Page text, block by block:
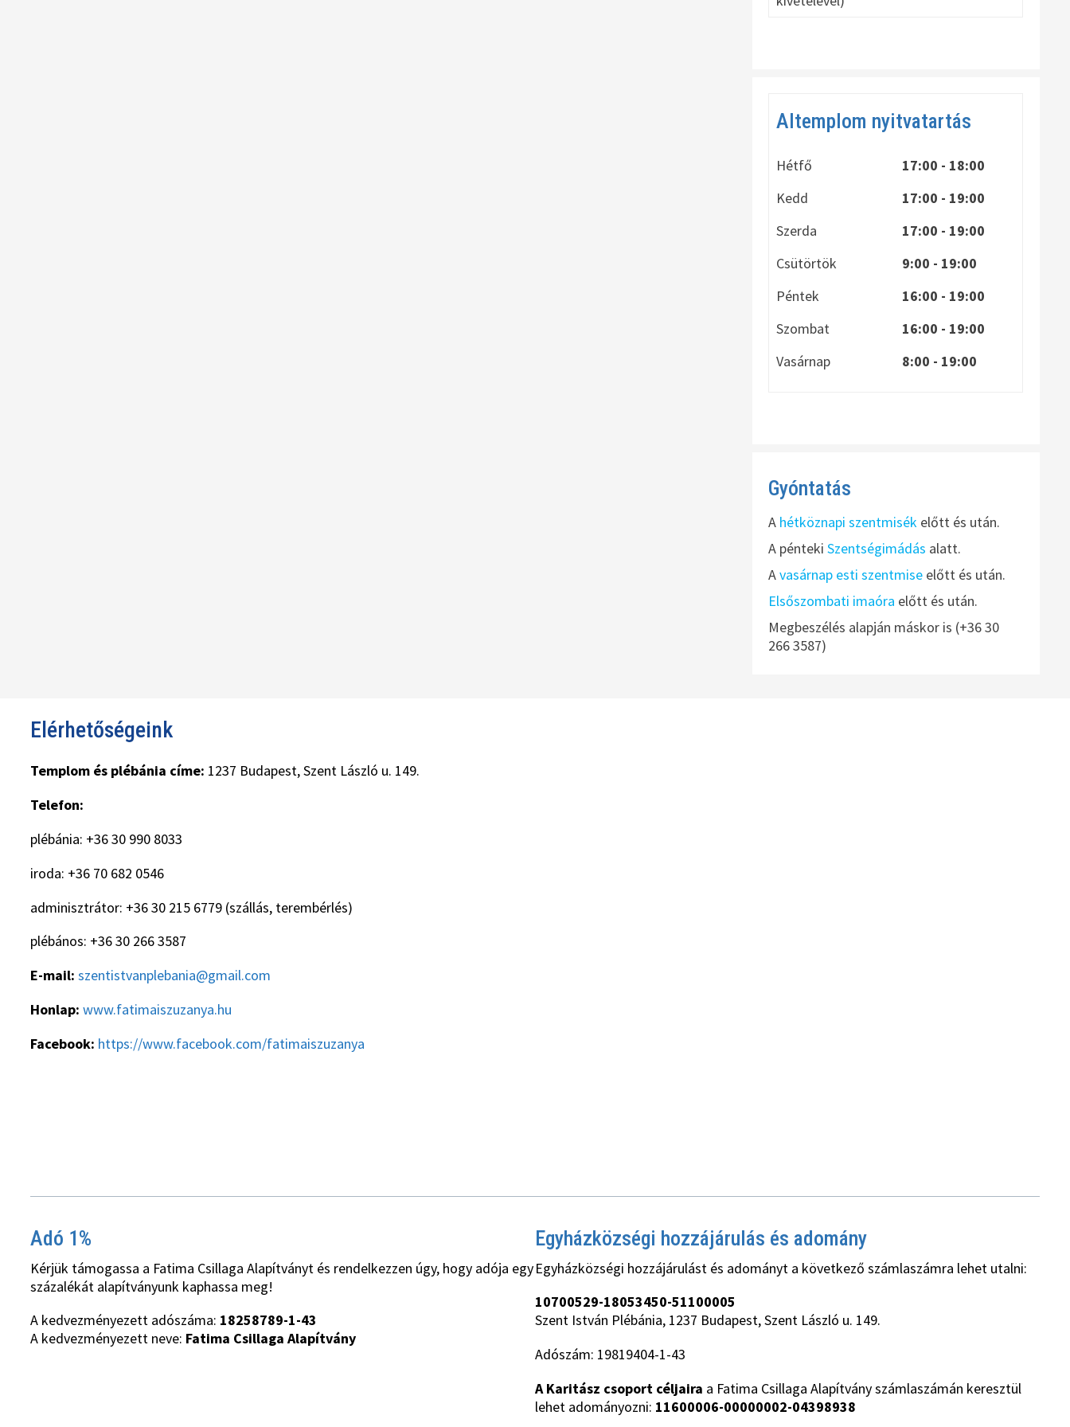
Altemplom nyitvatartás
Hétfő
17:00 - 18:00
Kedd
17:00 - 19:00
Szerda
17:00 - 19:00
Csütörtök
9:00 - 19:00
Péntek
16:00 - 19:00
Szombat
16:00 - 19:00
Vasárnap
8:00 - 19:00
Gyóntatás
A hétköznapi szentmisék előtt és után.
A péntekiSzentségimádás alatt.
Avasárnap esti szentmise előtt és után.
Elsőszombati imaóra előtt és után.
Megbeszélés alapján máskor is (+36 30
266 3587)
Elérhetőségeink
Templom és plébánia címe: 1237 Budapest, Szent László u. 149.
Telefon:
plébánia: +36 30 990 8033
iroda: +36 70 682 0546
adminisztrátor: +36 30 215 6779 (szállás, terembérlés)
plébános: +36 30 266 3587
E-mail:szentistvanplebania@gmail.com
Honlap: www.fatimaiszuzanya.hu
Facebook: https://www.facebook.com/fatimaiszuzanya
Adó 1%
Kérjük támogassa a Fatima Csillaga Alapítványt és rendelkezzen úgy, hogy adója egy
százalékát alapítványunk kaphassa meg!
A kedvezményezett adószáma: 18258789-1-43
A kedvezményezett neve: Fatima Csillaga Alapítvány
Egyházközségi hozzájárulás és adomány
Egyházközségi hozzájárulást és adományt a következő számlaszámra lehet utalni:
10700529-18053450-51100005
Szent István Plébánia, 1237 Budapest, Szent László u. 149.
Adószám: 19819404-1-43
A Karitász csoport céljaira a Fatima Csillaga Alapítvány számlaszámán keresztül
lehet adományozni: 11600006-00000002-04398938